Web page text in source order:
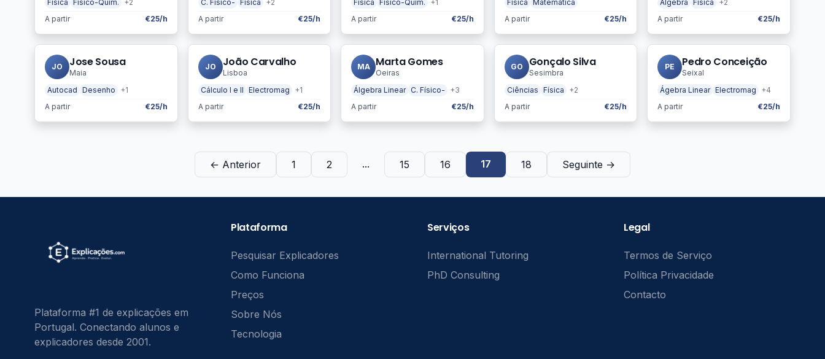
Física Fisico-Quím.
+2
A partir
€25/h
C. Físico- Física
+2
A partir
€25/h
Física
Fisico-Quím.
+1
A partir
€25/h
Física Matemática
A partir
€25/h
Álgebra
Física
+2
A partir
€25/h
JO Jose Sousa
Maia
Autocad Desenho
+1
A partir
€25/h
JO João Carvalho
Lisboa
Cálculo I e II Electromag
+1
A partir
€25/h
MA Marta Gomes
Oeiras
Álgebra Linear C. Físico-
+3
A partir
€25/h
GO Gonçalo Silva
Sesimbra
Ciências Física
+2
A partir
€25/h
PE Pedro Conceição
Seixal
Ágebra Linear Electromag
+4
A partir
€25/h
← Anterior 1 2 ... 15 16 17 18 Seguinte →
Plataforma #1 de explicações em
Portugal. Conectando alunos e
explicadores desde 2001.
Plataforma
Pesquisar Explicadores
Como Funciona
Preços
Sobre Nós
Tecnologia
Serviços
International Tutoring
PhD Consulting
Legal
Termos de Serviço
Política Privacidade
Contacto